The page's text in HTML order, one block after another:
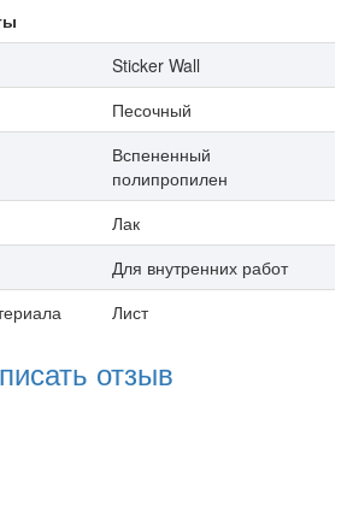
Sticker Wall
Песочный
Вспененный
полипропилен
Лак
Для внутренних работ
Лист
отзыв